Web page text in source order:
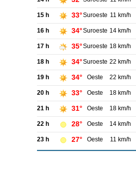
15 h 33°Suroeste 11 km/h
16 h 34°Suroeste 14 km/h
17 h 35°Suroeste 18 km/h
18 h 34°Suroeste 22 km/h
19 h 34° Oeste 22 km/h
20 h 33° Oeste 18 km/h
21 h 31° Oeste 18 km/h
22 h 28° Oeste 14 km/h
23 h 27° Oeste 11 km/h